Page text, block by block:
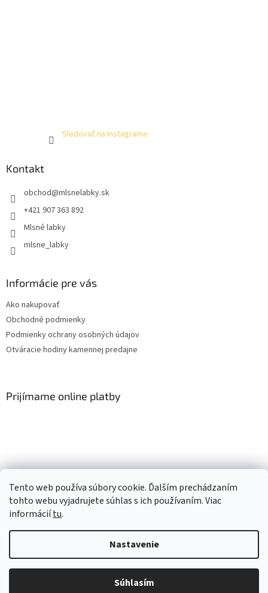
Tento web používa súbory cookie. Ďalším prechádzaním
tohto webu vyjadrujete súhlas s ich používaním. Viac
informáciítu.
Nastavenie
Súhlasím
Sledovať na Instagrame
Kontakt
obchod@mlsnelabky.sk
+421 907 363 892
Mlsné labky
mlsne_labky
Informácie pre vás
Ako nakupovať
Obchodné podmienky
Podmienky ochrany osobných údajov
Otváracie hodiny kamennej predajne
Prijímame online platby
Facebook
Copyright 2026Mlsné labky. Všetky práva vyhradené.Upraviť
nastavenie cookies